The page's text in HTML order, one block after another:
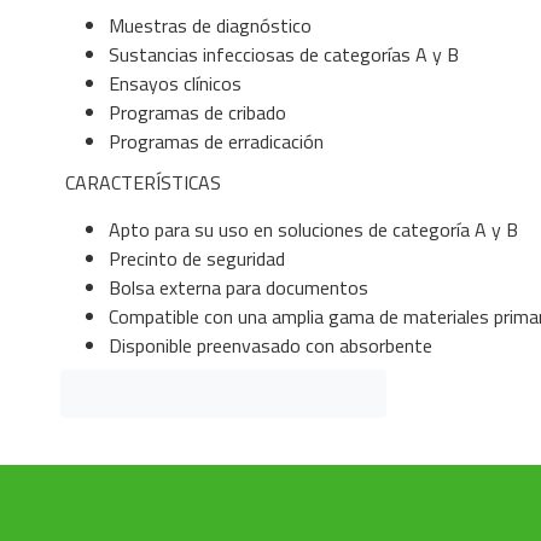
Muestras de diagnóstico
Sustancias infecciosas de categorías A y B
Ensayos clínicos
Programas de cribado
Programas de erradicación
CARACTERÍSTICAS
Apto para su uso en soluciones de categoría A y B
Precinto de seguridad
Bolsa externa para documentos
Compatible con una amplia gama de materiales
Disponible preenvasado con absorbente